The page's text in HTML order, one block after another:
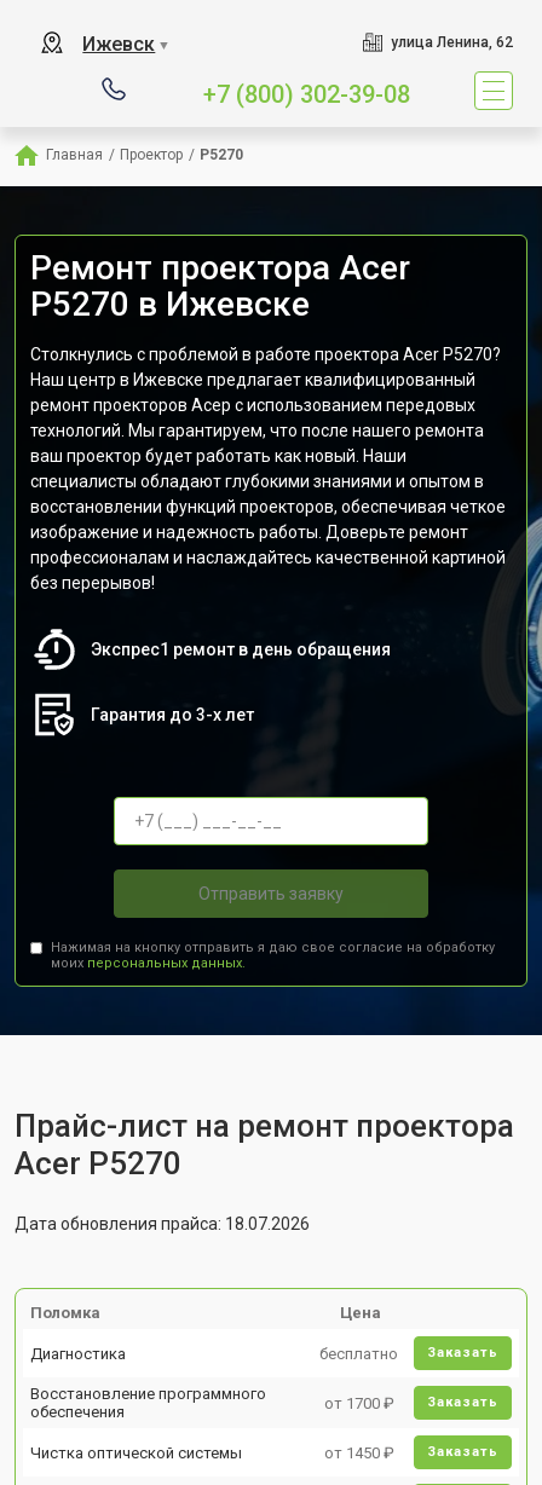
Ижевск ▼ улица Ленина, 62
+7 (800) 302-39-08
Главная / Проектор / P5270
Ремонт проектора Acer
P5270 в Ижевске
Столкнулись с проблемой в работе проектора Acer P5270?
Наш центр в Ижевске предлагает квалифицированный
ремонт проекторов Асер с использованием передовых
технологий. Мы гарантируем, что после нашего ремонта
ваш проектор будет работать как новый. Наши
специалисты обладают глубокими знаниями и опытом в
восстановлении функций проекторов, обеспечивая четкое
изображение и надежность работы. Доверьте ремонт
профессионалам и наслаждайтесь качественной картиной
без перерывов!
Экспрес1 ремонт в день обращения
Гарантия до 3-х лет
Отправить заявку
Нажимая на кнопку отправить я даю свое согласие на обработку
моих персональных данных.
Прайс-лист на ремонт проектора
Acer P5270
Дата обновления прайса: 18.07.2026
Поломка Цена
Диагностика бесплатно Заказать
Восстановление программного
обеспечения
от 1700 ₽ Заказать
Чистка оптической системы от 1450 ₽ Заказать